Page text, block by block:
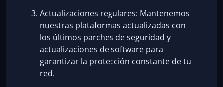
Actualizaciones regulares: Mantenemos
nuestras plataformas actualizadas con
los últimos parches de seguridad y
actualizaciones de software para
garantizar la protección constante de tu
red.